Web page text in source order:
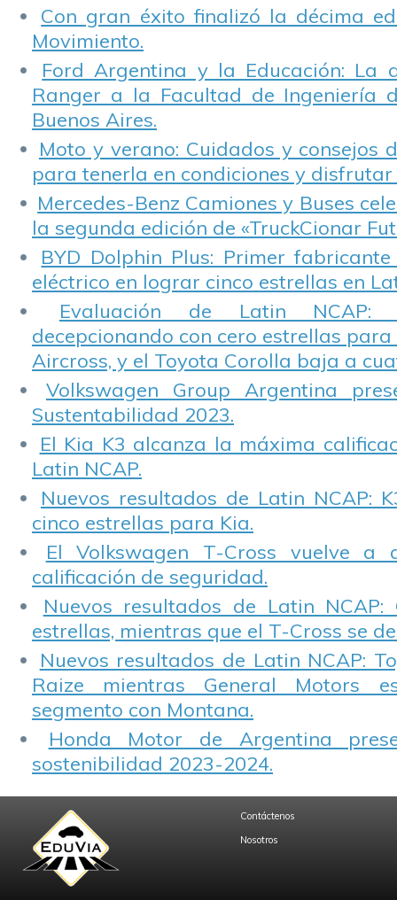
Con gran éxito finalizó la décima
Movimiento.
Ford Argentina y la Educación: La
Ranger a la Facultad de Ingeniería
Buenos Aires.
Moto y verano: Cuidados y consejos
para tenerla en condiciones y disfrutar
Mercedes-Benz Camiones y Buses
la segunda edición de «TruckCionar
BYD Dolphin Plus: Primer
eléctrico en lograr cinco estrellas en
Evaluación de Latin NCAP:
decepcionando con cero estrellas para
Aircross, y el Toyota Corolla baja a
Volkswagen Group Argentina
Sustentabilidad 2023.
El Kia K3 alcanza la máxima
Latin NCAP.
Nuevos resultados de Latin NCAP:
cinco estrellas para Kia.
El Volkswagen T-Cross vuelve a
calificación de seguridad.
Nuevos resultados de Latin NCAP:
estrellas, mientras que el T-Cross se
Nuevos resultados de Latin NCAP:
Raize mientras General Motors
segmento con Montana.
Honda Motor de Argentina
sostenibilidad 2023-2024.
Contáctenos
Nosotros